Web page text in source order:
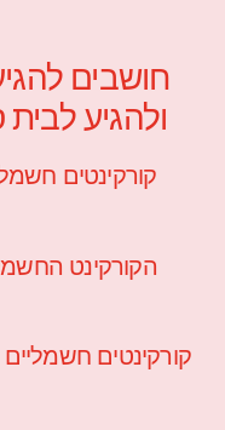
חושבים
ולהגיע
קורקינטים
הקורקינט
קורקינטים